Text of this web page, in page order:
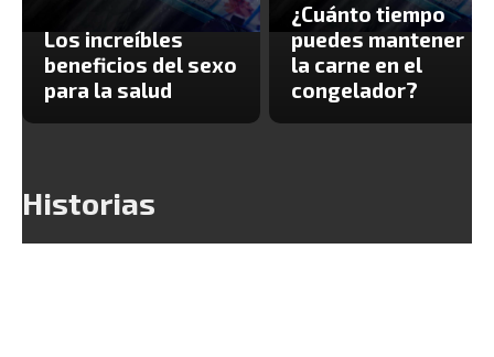
Los increíbles
beneficios del sexo
para la salud
¿Cuánto tiempo
puedes mantener
la carne en el
congelador?
Historias